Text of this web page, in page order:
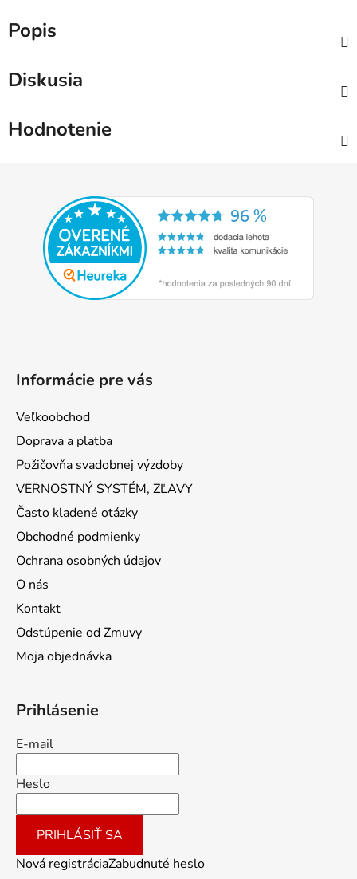
Popis
Diskusia
Hodnotenie
Informácie pre vás
Veľkoobchod
Doprava a platba
Požičovňa svadobnej výzdoby
VERNOSTNÝ SYSTÉM, ZĽAVY
Často kladené otázky
Obchodné podmienky
Ochrana osobných údajov
O nás
Kontakt
Odstúpenie od Zmuvy
Moja objednávka
Prihlásenie
E-mail
Heslo
PRIHLÁSIŤ SA
Nová registráciaZabudnuté heslo